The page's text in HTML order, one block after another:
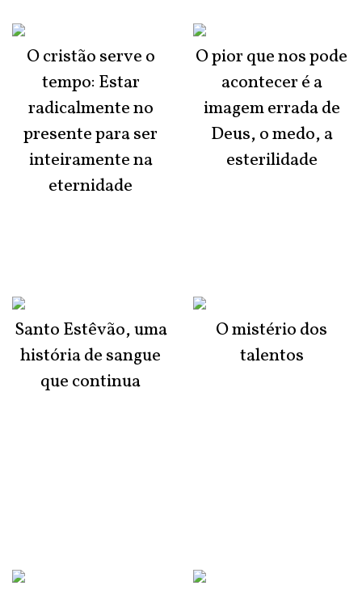
O cristão serve o
tempo: Estar
radicalmente no
presente para ser
inteiramente na
eternidade
Santo Estêvão, uma
história de sangue
que continua
O pior que nos pode
acontecer é a
imagem errada de
Deus, o medo, a
esterilidade
O mistério dos
talentos